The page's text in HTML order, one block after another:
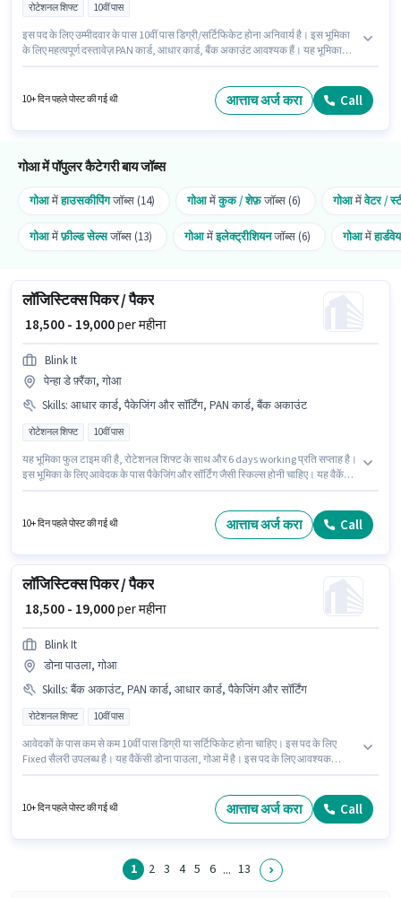
रोटेशनल शिफ्ट 10वीं पास
इस पद के लिए उम्मीदवार के पास 10वीं पास डिग्री/सर्टिफिकेट होना अनिवार्य है। इस भूमिका
के लिए महत्वपूर्ण दस्तावेज़ PAN कार्ड, आधार कार्ड, बैंक अकाउंट आवश्यक हैं। यह भूमिका
सीयोलिम, गोआ में स्थित है। इस पद के लिए Fixed सैलरी उपलब्ध है।
10+ दिन पहले पोस्ट की गई थी आत्ताच अर्ज करा Call
गोआ में पॉपुलर कैटेगरी बाय जॉब्स
गोआमेंहाउसकीपिंगजॉब्स (14) गोआमेंकुक / शेफ़जॉब्स (6) गोआमेंवेटर /
गोआमेंफ़ील्ड सेल्सजॉब्स (13) गोआमेंइलेक्ट्रीशियनजॉब्स (6) गोआमें
लॉजिस्टिक्स पिकर / पैकर
₹ 18,500 - 19,000per महीना
Blink It
पेन्हा डे फ़्रैंका, गोआ
Skills: आधार कार्ड, पैकेजिंग और सॉर्टिंग, PAN कार्ड, बैंक अकाउंट
रोटेशनल शिफ्ट 10वीं पास
यह भूमिका फुल टाइम की है, रोटेशनल शिफ्ट के साथ और 6 days working प्रति सप्ताह है।
इस भूमिका के लिए आवेदक के पास पैकेजिंग और सॉर्टिंग जैसी स्किल्स होनी चाहिए। यह वैकेंसी
हायर कर रहा है। इस पद के लिए Fixed सैलरी उपलब्ध है।
10+ दिन पहले पोस्ट की गई थी आत्ताच अर्ज करा Call
लॉजिस्टिक्स पिकर / पैकर
₹ 18,500 - 19,000per महीना
Blink It
डोना पाउला, गोआ
Skills: बैंक अकाउंट, PAN कार्ड, आधार कार्ड, पैकेजिंग और सॉर्टिंग
रोटेशनल शिफ्ट 10वीं पास
आवेदकों के पास कम से कम 10वीं पास डिग्री या सर्टिफिकेट होना चाहिए। इस पद के लिए
Fixed सैलरी उपलब्ध है। यह वैकेंसी डोना पाउला, गोआ में है। इस पद के लिए आवश्यक
के लिए उम्मीदवार के पास पैकेजिंग और सॉर्टिंग होना अनिवार्य है।
10+ दिन पहले पोस्ट की गई थी आत्ताच अर्ज करा Call
1 2 3 4 5 6 ... 13